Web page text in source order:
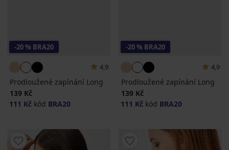
-20 % BRA20
4,9
Prodloužené zapínání Long
139 Kč
111 Kč kód BRA20
-20 % BRA20
4,9
Prodloužené zapínání Long
139 Kč
111 Kč kód BRA20